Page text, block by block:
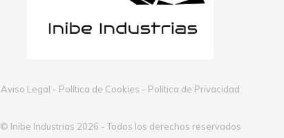
Aviso Legal - Política de Cookies - Política de Privacidad
© Inibe Industrias 2026 - Todos los derechos reservados